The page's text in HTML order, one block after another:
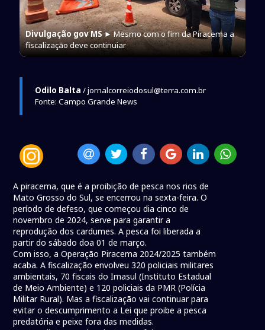
Divulgação gov MS► Mesmo com o fim da Piracema a
fiscalização deve continuiar
Odilo Balta / jornalcorreiodosul@terra.com.br
Fonte: Campo Grande News
A piracema, que é a proibição de pesca nos rios de
Mato Grosso do Sul, se encerrou na sexta-feira. O
período de defeso, que começou dia cinco de
novembro de 2024, serve para garantir a
reprodução dos cardumes. A pesca foi liberada a
partir do sábado doa 01 de março.
Com isso, a Operação Piracema 2024/2025 também
acaba. A fiscalização envolveu 320 policiais militares
ambientais, 70 fiscais do Imasul (Instituto Estadual
de Meio Ambiente) e 120 policiais da PMR (Polícia
Militar Rural). Mas a fiscalização vai continuar para
evitar o descumprimento a Lei que proibe a pesca
predatória e peixe fora das medidas.